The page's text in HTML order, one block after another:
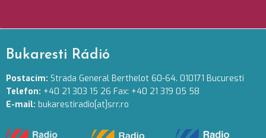
Bukaresti Rádió
Postacím: Strada General Berthelot 60-64. 010171 Bucuresti
Telefon: +40 21 303 15 26 Fax: +40 21 319 05 58
E-mail: bukarestiradio[at]srr.ro